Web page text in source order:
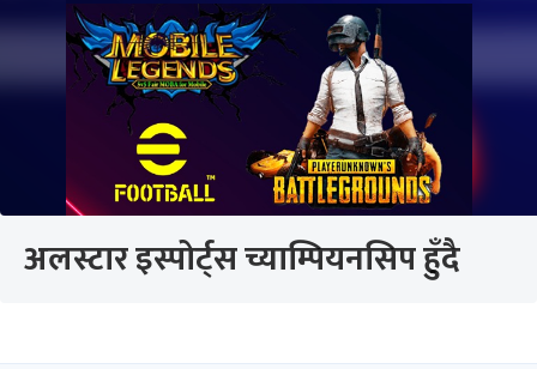
अलस्टार इस्पोर्ट्स च्याम्पियनसिप हुँदै